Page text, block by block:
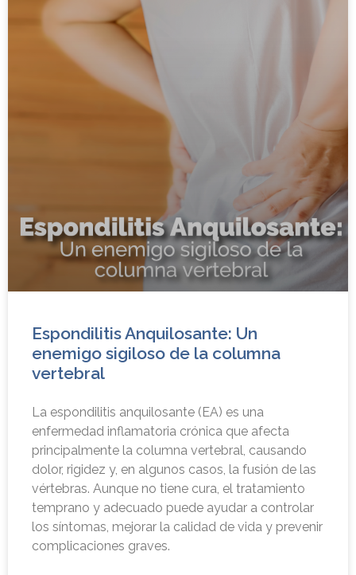
Espondilitis Anquilosante: Un
enemigo sigiloso de la columna
vertebral
La espondilitis anquilosante (EA) es una
enfermedad inflamatoria crónica que afecta
principalmente la columna vertebral, causando
dolor, rigidez y, en algunos casos, la fusión de las
vértebras. Aunque no tiene cura, el tratamiento
temprano y adecuado puede ayudar a controlar
los síntomas, mejorar la calidad de vida y prevenir
complicaciones graves.